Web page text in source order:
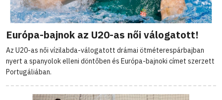
Európa-bajnok az U20-as női válogatott!
Az U20-as női vízilabda-válogatott drámai ötméterespárbajban
nyert a spanyolok elleni döntőben és Európa-bajnoki címet szerzett
Portugáliában.